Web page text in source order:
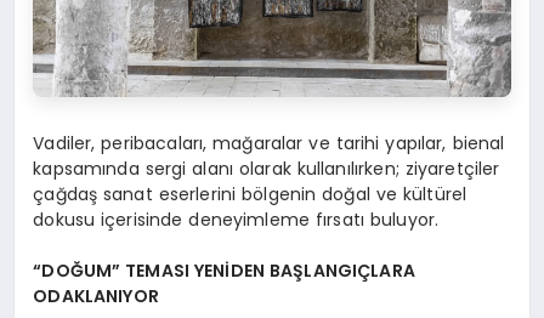
Vadiler, peribacaları, mağaralar ve tarihi yapılar, bienal
kapsamında sergi alanı olarak kullanılırken; ziyaretçiler
çağdaş sanat eserlerini bölgenin doğal ve kültürel
dokusu içerisinde deneyimleme fırsatı buluyor.
“DOĞUM” TEMASI YENİDEN BAŞLANGIÇLARA
ODAKLANIYOR